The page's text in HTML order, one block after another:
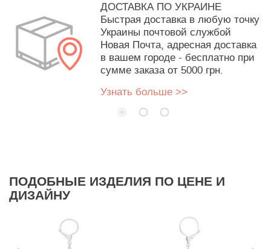
ДОСТАВКА ПО УКРАИНЕ
Быстрая доставка в любую точку
Украины почтовой службой
Новая Почта, адресная доставка
в вашем городе - бесплатно при
сумме заказа от 5000 грн.
Узнать больше >>
ПОДОБНЫЕ ИЗДЕЛИЯ ПО ЦЕНЕ И
ДИЗАЙНУ